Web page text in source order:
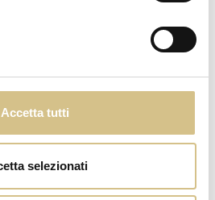
Accetta tutti
selezionati
Milano (MI)
del GDPR, l’interessato, cui i dati
in qualsiasi momento, gratuitamente,